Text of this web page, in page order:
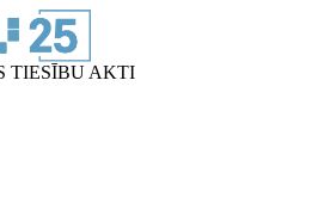
TIESĪBU AKTI